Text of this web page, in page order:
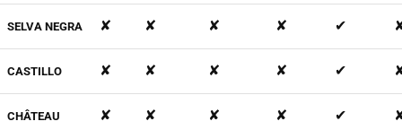
SELVA NEGRA ✘ ✘ ✘ ✘ ✔
CASTILLO ✘ ✘ ✘ ✘ ✔
CHÂTEAU
✘ ✘ ✘ ✘ ✔